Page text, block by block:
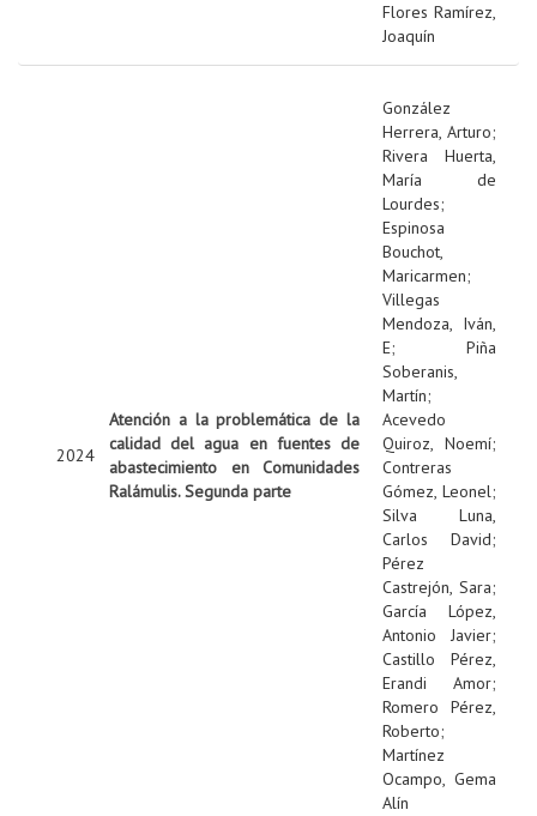
Flores Ramírez,
Joaquín
2024
Atención a la problemática de la
calidad del agua en fuentes de
abastecimiento en Comunidades
Ralámulis. Segunda parte
González
Herrera, Arturo;
Rivera Huerta,
María de
Lourdes;
Espinosa
Bouchot,
Maricarmen;
Villegas
Mendoza, Iván,
E; Piña
Soberanis,
Martín;
Acevedo
Quiroz, Noemí;
Contreras
Gómez, Leonel;
Silva Luna,
Carlos David;
Pérez
Castrejón, Sara;
García López,
Antonio Javier;
Castillo Pérez,
Erandi Amor;
Romero Pérez,
Roberto;
Martínez
Ocampo, Gema
Alín